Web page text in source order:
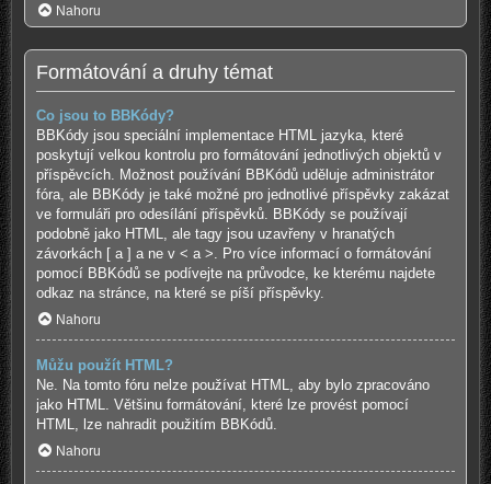
Nahoru
Formátování a druhy témat
Co jsou to BBKódy?
BBKódy jsou speciální implementace HTML jazyka, které
poskytují velkou kontrolu pro formátování jednotlivých objektů v
příspěvcích. Možnost používání BBKódů uděluje administrátor
fóra, ale BBKódy je také možné pro jednotlivé příspěvky zakázat
ve formuláři pro odesílání příspěvků. BBKódy se používají
podobně jako HTML, ale tagy jsou uzavřeny v hranatých
závorkách [ a ] a ne v < a >. Pro více informací o formátování
pomocí BBKódů se podívejte na průvodce, ke kterému najdete
odkaz na stránce, na které se píší příspěvky.
Nahoru
Můžu použít HTML?
Ne. Na tomto fóru nelze používat HTML, aby bylo zpracováno
jako HTML. Většinu formátování, které lze provést pomocí
HTML, lze nahradit použitím BBKódů.
Nahoru